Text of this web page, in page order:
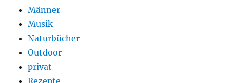
Männer
Musik
Naturbücher
Outdoor
privat
Rezepte